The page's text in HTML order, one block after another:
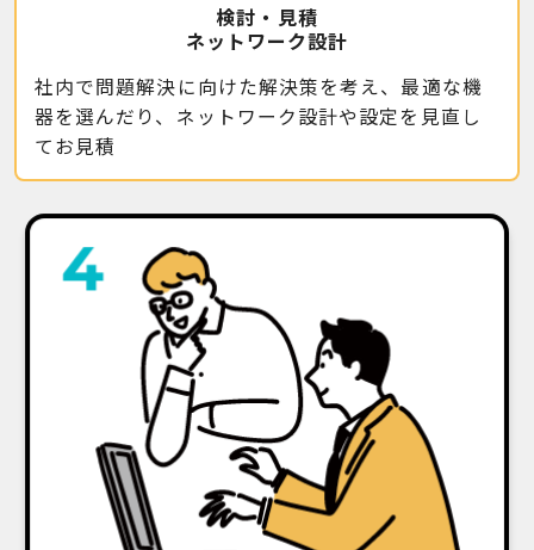
検討・見積
ネットワーク設計
社内で問題解決に向けた解決策を考え、最適な機
器を選んだり、ネットワーク設計や設定を見直し
てお見積